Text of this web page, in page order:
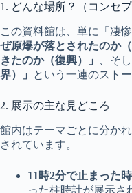
1. どんな場所？（コンセプ
この資料館は、単に「凄
ぜ原爆が落とされたのか（
きたのか（復興）」
、そ
界）」
という一連のスト
2. 展示の主な見どころ
館内はテーマごとに分か
されています。
11時2分で止まった
った柱時計が展示さ